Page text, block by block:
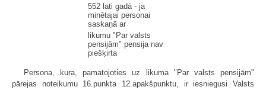
552 lati gadā - ja
minētajai personai
saskaņā ar
likumu "Par valsts
pensijām" pensija nav
piešķirta
Persona, kura, pamatojoties uz likuma "Par valsts pensijām"
pārejas noteikumu 16.punkta 12.apakšpunktu, ir iesniegusi Valsts